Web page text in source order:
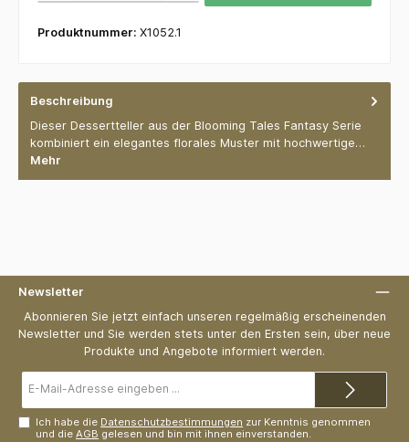
Produktnummer: X1052.1
Beschreibung
Dieser Dessertteller aus der Blooming Tales Fantasy Serie
kombiniert ein elegantes florales Muster mit hochwertige…
Mehr
Newsletter
Abonnieren Sie jetzt einfach unseren regelmäßig erscheinenden
Newsletter und Sie werden stets unter den Ersten sein, über neue
Produkte und Angebote informiert werden.
Mail-
Ich habe die Datenschutzbestimmungen zur Kenntnis genommen
und dieAGB gelesen und bin mit ihnen einverstanden.